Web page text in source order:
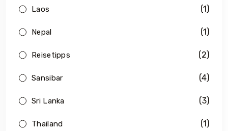
Laos (1)
Nepal (1)
Reisetipps (2)
Sansibar (4)
Sri Lanka (3)
Thailand (1)